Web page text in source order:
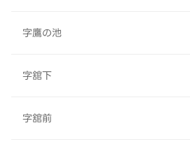
字鷹の池
字舘下
字舘前